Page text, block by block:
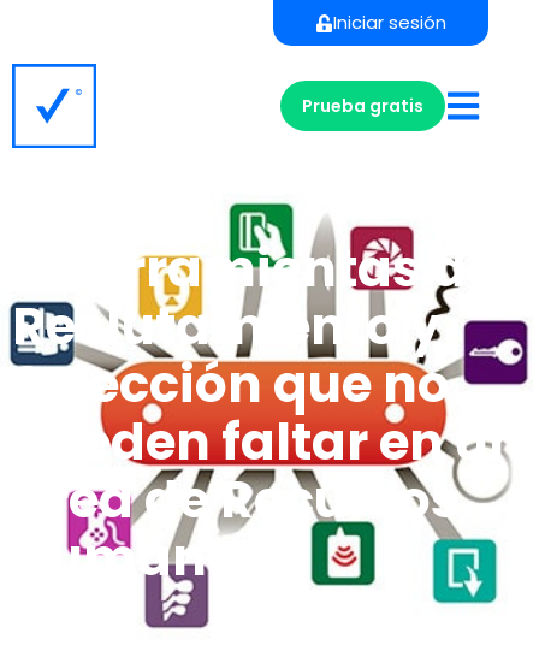
Iniciar sesión
Prueba gratis
6 Herramientas de
Reclutamiento y
Selección que no
pueden faltar en un
área de Recursos
Humanos